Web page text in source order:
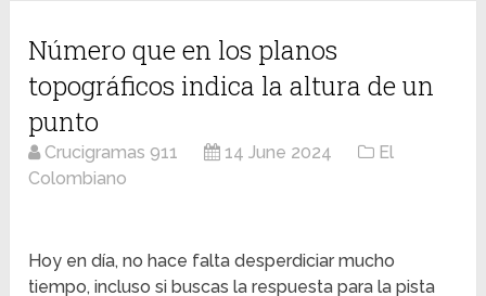
Número que en los planos
topográficos indica la altura de un
punto
Crucigramas 911 14 June 2024
El
Colombiano
Hoy en día, no hace falta desperdiciar mucho
tiempo, incluso si buscas la respuesta para la pista